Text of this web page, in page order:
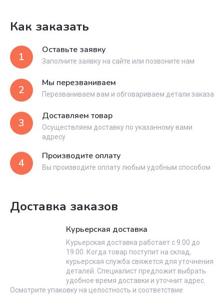
Как заказать
1
Оставьте заявку
Заполните заявку на сайте или позвоните нам
2
Мы перезваниваем
Перезваниваем вам и обговариваем детали заказа
3
Доставляем товар
Осуществляем доставку по указанному вами
адресу
4
Производите оплату
Вы производите оплату любым удобным способом
Доставка заказов
Курьерская доставка
Курьерская доставка работает с 9.00 до
19.00. Когда товар поступит на склад,
курьерская служба свяжется для уточнения
деталей. Специалист предложит выбрать
удобное время доставки и уточнит адрес.
Осмотрите упаковку на целостность и соответствие